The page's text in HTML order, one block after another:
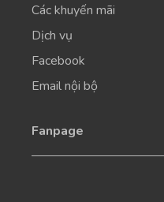
Các khuyến mãi
Dịch vụ
Facebook
Email nội bộ
Fanpage